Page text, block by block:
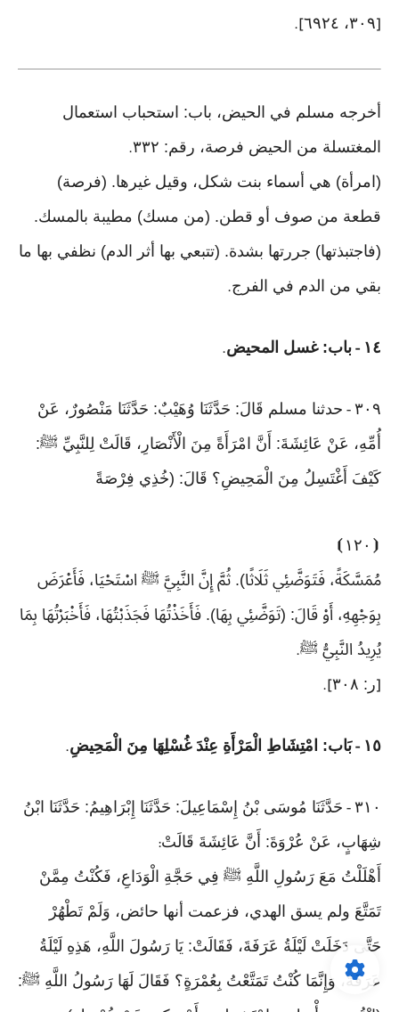
[٣٠٩، ٦٩٢٤ ].
أخرجه مسلم في الحيض، باب: استحباب استعمال
المغتسلة من الحيض فرصة، رقم: ٣٣٢
.
(امرأة) هي أسماء بنت شكل، وقيل غيرها. (فرصة)
قطعة من صوف أو قطن. (من مسك) مطيبة بالمسك.
(فاجتبذتها) جررتها بشدة. (تتبعي بها أثر الدم) نظفي بها ما
بقي من الدم في الفرج.
١٤ - باب: غسل المحيض.
٣٠٩ - حدثنا مسلم قَالَ: حَدَّثَنَا وُهَيْبٌ: حَدَّثَنَا مَنْصُورٌ، عَنْ
أُمِّهِ، عَنْ عَائِشَةَ: أَنَّ امْرَأَةً مِنَ الْأَنْصَارِ، قَالَتْ لِلنَّبِيِّ ﷺ:
كَيْفَ أَغْتَسِلُ مِنَ الْمَحِيضِ؟ قَالَ: (خُذِي فِرْصَةً
⦗ ١٢٠ ⦘
مُمَسَّكَةً، فَتَوَضَّئِي ثَلَاثًا). ثُمَّ إِنَّ النَّبِيَّ ﷺ اسْتَحْيَا، فَأَعْرَضَ
بِوَجْهِهِ، أَوْ قَالَ: (تَوَضَّئِي بِهَا). فَأَخَذْتُهَا فَجَذَبْتُهَا، فَأَخْبَرْتُهَا بِمَا
يُرِيدُ النَّبِيُّ ﷺ.
[ر: ٣٠٨ ].
١٥ -بَاب: امْتِشَاطِ الْمَرْأَةِ عِنْدَ غُسْلِهَا مِنَ الْمَحِيضِ.
٣١٠ - حَدَّثَنَا مُوسَى بْنُ إِسْمَاعِيلَ: حَدَّثَنَا إِبْرَاهِيمُ: حَدَّثَنَا ابْنُ
شِهَابٍ، عَنْ عُرْوَةَ: أَنَّ عَائِشَةَ قَالَتْ:
أَهْلَلْتُ مَعَ رَسُولِ اللَّهِ ﷺ فِي حَجَّةِ الْوَدَاعِ، فَكُنْتُ مِمَّنْ
تَمَتَّعَ ولم يسق الهدي، فزعمت أنها حائض، وَلَمْ تَطْهُرْ
حَتَّى دَخَلَتْ لَيْلَةُ عَرَفَةَ، فَقَالَتْ: يَا رَسُولَ اللَّهِ، هَذِهِ لَيْلَةُ
عَرَفَةَ، وَإِنَّمَا كُنْتُ تَمَتَّعْتُ بِعُمْرَةٍ؟ فَقَالَ لَهَا رَسُولُ اللَّهِ ﷺ: